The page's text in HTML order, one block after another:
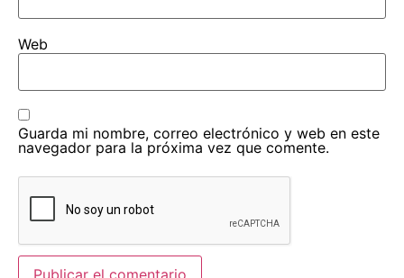
Web
Guarda mi nombre, correo electrónico y web en este
navegador para la próxima vez que comente.